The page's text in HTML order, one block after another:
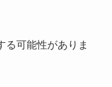
る可能性がありま